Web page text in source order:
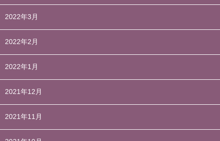
2022年3月
2022年2月
2022年1月
2021年12月
2021年11月